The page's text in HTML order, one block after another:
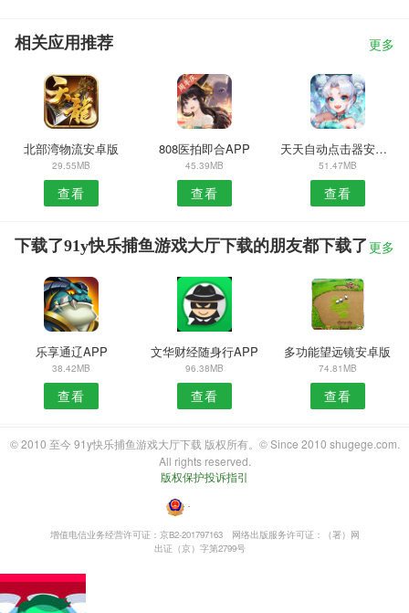
相关应用推荐 更多
北部湾物流安卓版
29.55MB
查看
808医拍即合APP
45.39MB
查看
天天自动点击器安卓版
51.47MB
查看
下载了91y快乐捕鱼游戏大厅下载的朋友都下载了 更多
乐享通辽APP
38.42MB
查看
文华财经随身行APP
96.38MB
查看
多功能望远镜安卓版
74.81MB
查看
© 2010 至今 91y快乐捕鱼游戏大厅下载 版权所有。© Since 2010 shugege.com.
All rights reserved.
版权保护投诉指引
・
增值电信业务经营许可证：京B2-201797163
网络出版服务许可证：（署）网
出证（京）字第2799号